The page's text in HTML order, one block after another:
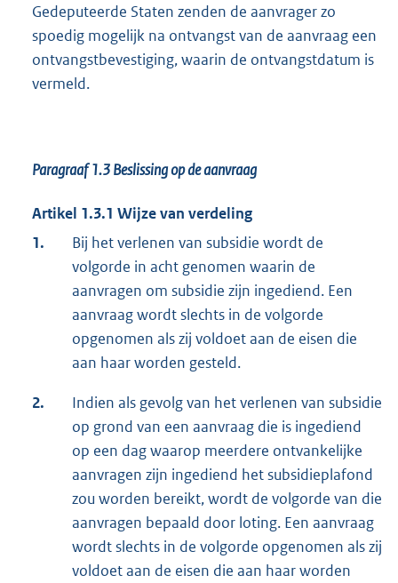
Gedeputeerde Staten zenden de aanvrager zo
spoedig mogelijk na ontvangst van de aanvraag een
ontvangstbevestiging, waarin de ontvangstdatum is
vermeld.
Paragraaf 1.3 Beslissing op de aanvraag
Artikel 1.3.1 Wijze van verdeling
1.
Bij het verlenen van subsidie wordt de
volgorde in acht genomen waarin de
aanvragen om subsidie zijn ingediend. Een
aanvraag wordt slechts in de volgorde
opgenomen als zij voldoet aan de eisen die
aan haar worden gesteld.
2.
Indien als gevolg van het verlenen van subsidie
op grond van een aanvraag die is ingediend
op een dag waarop meerdere ontvankelijke
aanvragen zijn ingediend het subsidieplafond
zou worden bereikt, wordt de volgorde van die
aanvragen bepaald door loting. Een aanvraag
wordt slechts in de volgorde opgenomen als zij
voldoet aan de eisen die aan haar worden